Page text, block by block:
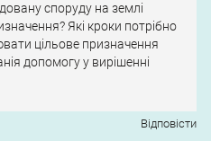
споруду на землі
Які кроки потрібно
цільове призначення
допомогу у вирішенні
Відповіcти